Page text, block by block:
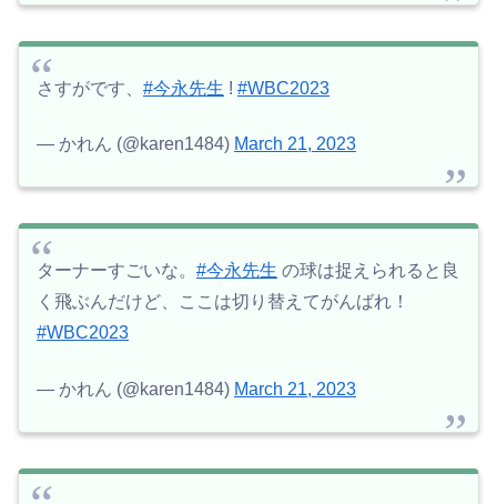
さすがです、 #今永先生 ! #WBC2023
— かれん (@karen1484) March 21, 2023
ターナーすごいな。 #今永先生 の球は捉えられると良
く飛ぶんだけど、ここは切り替えてがんばれ！
#WBC2023
— かれん (@karen1484) March 21, 2023